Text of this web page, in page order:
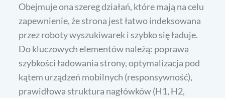
Obejmuje ona szereg działań, które mają na celu
zapewnienie, że strona jest łatwo indeksowana
przez roboty wyszukiwarek i szybko się ładuje.
Do kluczowych elementów należą: poprawa
szybkości ładowania strony, optymalizacja pod
kątem urządzeń mobilnych (responsywność),
prawidłowa struktura nagłówków (H1, H2,